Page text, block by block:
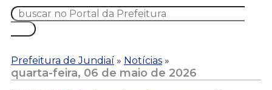
Prefeitura de Jundiaí » Notícias »
quarta-feira, 06 de maio de 2026